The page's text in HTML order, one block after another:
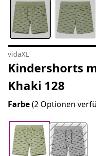
vidaXL
Kindershorts
Khaki 128
Farbe(2 Optionen